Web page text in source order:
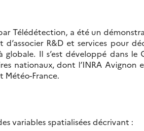
Télédétection, a été un
R&D et services pour
globale. Il s’est développé dans
nationaux, dont l’INRA Avignon
Météo-France.
variables spatialisées décrivant :